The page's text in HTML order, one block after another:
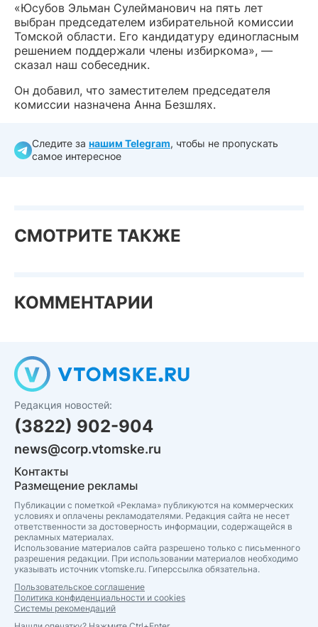
«Юсубов Эльман Сулейманович на пять лет
выбран председателем избирательной комиссии
Томской области. Его кандидатуру единогласным
решением поддержали члены избиркома», —
сказал наш собеседник.
Он добавил, что заместителем председателя
комиссии назначена Анна Безшлях.
Следите за нашим Telegram, чтобы не пропускать
самое интересное
СМОТРИТЕ ТАКЖЕ
КОММЕНТАРИИ
Редакция новостей:
(3822) 902-904
news@corp.vtomske.ru
Контакты
Размещение рекламы
Публикации с пометкой «Реклама» публикуются на коммерческих
условиях и оплачены рекламодателями. Редакция сайта не несет
ответственности за достоверность информации, содержащейся в
рекламных материалах.
Использование материалов сайта разрешено только с письменного
разрешения редакции. При использовании материалов необходимо
указывать источник vtomske.ru. Гиперссылка обязательна.
Пользовательское соглашение
Политика конфиденциальности и cookies
Системы рекомендаций